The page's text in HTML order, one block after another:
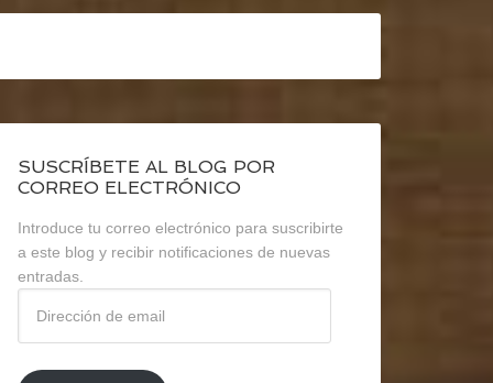
SUSCRÍBETE AL BLOG POR
CORREO ELECTRÓNICO
Introduce tu correo electrónico para suscribirte
a este blog y recibir notificaciones de nuevas
entradas.
email